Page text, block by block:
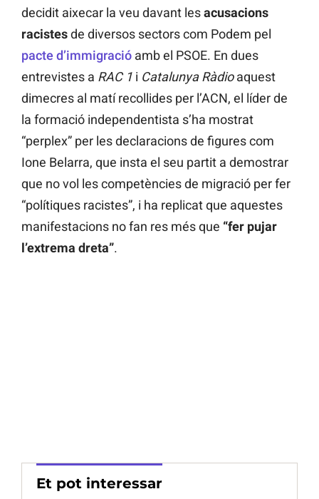
decidit aixecar la veu davant lesacusacions
racistesde diversos sectors com Podem pel
pacte d’immigració amb el PSOE. En dues
entrevistes a RAC 1 i Catalunya Ràdioaquest
dimecres al matí recollides per l’ACN, el líder de
la formació independentista s’ha mostrat
“perplex” per les declaracions de figures com
Ione Belarra, que insta el seu partit a demostrar
que no vol les competències de migració per fer
“polítiques racistes”, i ha replicat que aquestes
manifestacions no fan res més que “fer pujar
l’extrema dreta”.
Et pot interessar